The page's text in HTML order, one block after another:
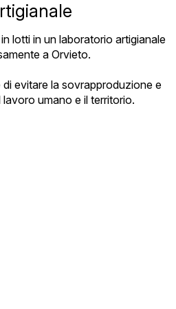
lotti in un laboratorio artigianale
a Orvieto.
evitare la sovrapproduzione e
umano e il territorio.